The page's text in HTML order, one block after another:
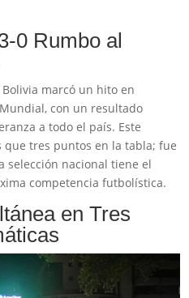
0 Rumbo al
marcó un hito en
con un resultado
a todo el país. Este
tres puntos en la tabla; fue
selección nacional tiene el
competencia futbolística.
en Tres